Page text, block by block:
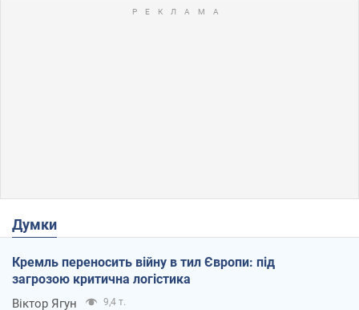
Думки
Кремль переносить війну в тил Європи: під
загрозою критична логістика
Віктор Ягун 9,4 т.